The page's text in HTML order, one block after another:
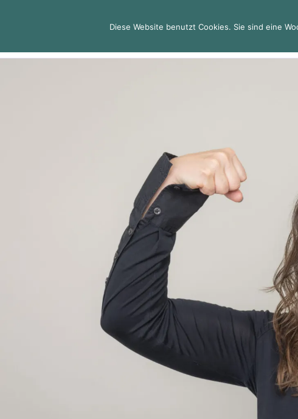
DR. JULIA
Diese Website benutzt Cookies. Sie sind eine